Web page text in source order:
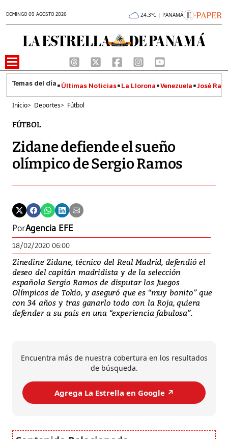
DOMINGO 09 AGOSTO 2026 24.3°C | PANAMÁ
Últimas Noticias La Llorona Venezuela José
Inicio> Deportes> Fútbol
FÚTBOL
Zidane defiende el sueño
olímpico de Sergio Ramos
PorAgencia EFE
18/02/2020 06:00
Zinedine Zidane, técnico del Real Madrid, defendió el
deseo del capitán madridista y de la selección
española Sergio Ramos de disputar los Juegos
Olímpicos de Tokio, y aseguró que es “muy bonito” que
con 34 años y tras ganarlo todo con la Roja, quiera
defender a su país en una “experiencia fabulosa”.
Encuentra más de nuestra cobertura en los resultados
de búsqueda.
Agrega La Estrella en Google ↗️